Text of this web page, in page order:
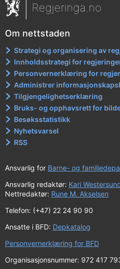
Regjeringa.no
Om nettstaden
Strategi og organisering av
Innholdsstrategi for
Personvernerklæring for
Administrer
Tilgjengelighetserklæring
Bruks- og opphavsrett for
Besøksstatistikk
Nyhetsvarsel
RSS
Ansvarlig for Barne- og
Ansvarlig redaktør: Kari
Nettredaktør: Rune M. Akselsen
Telefon: (+47) 22 24 90 90
Ansatte i BFD: Depkatalog
Personvernerklæring for BFD
Organisasjonsnummer: 972 417